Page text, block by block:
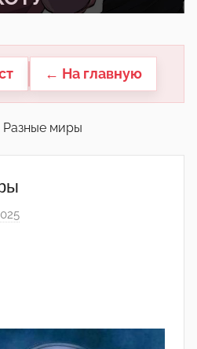
← На главную
Разные миры